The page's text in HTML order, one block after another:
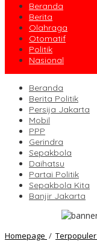
Beranda
Berita
Olahraga
Otomatif
Politik
Nasional
Beranda
Berita Politik
Persija Jakarta
Mobil
PPP
Gerindra
Sepakbola
Daihatsu
Partai Politik
Sepakbola Kita
Banjir Jakarta
Homepage / Terpopuler